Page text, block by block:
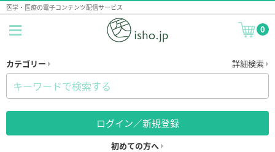
医学・医療の電子コンテンツ配信サービス
0
カテゴリー 詳細検索
ログイン／新規登録
初めての方へ